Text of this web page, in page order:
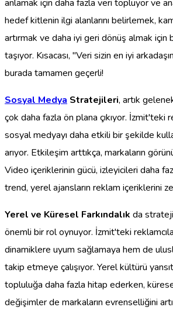
anlamak için daha fazla veri topluyor ve
hedef kitlenin ilgi alanlarını belirlemek,
artırmak ve daha iyi geri dönüş almak için
taşıyor. Kısacası, "Veri sizin en iyi
burada tamamen geçerli!
Sosyal Medya Stratejileri, artık
çok daha fazla ön plana çıkıyor. İzmit'teki
sosyal medyayı daha etkili bir şekilde
arıyor. Etkileşim arttıkça, markaların
Video içeriklerinin gücü, izleyicileri daha
trend, yerel ajansların reklam içeriklerini
Yerel ve Küresel Farkındalık da
önemli bir rol oynuyor. İzmit'teki
dinamiklere uyum sağlamaya hem de
takip etmeye çalışıyor. Yerel kültürü
topluluğa daha fazla hitap ederken,
değişimler de markaların evrenselliğini